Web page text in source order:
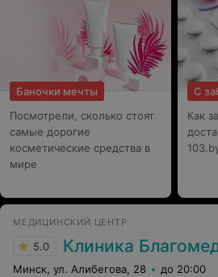
Баночки мечты
Посмотрели, сколько стоят
самые дорогие
косметические средства в
мире
С
Как
МЕДИЦИНСКИЙ ЦЕНТР
5.0 Клиника
Минск, ул. Алибегова, 28 до 20:00